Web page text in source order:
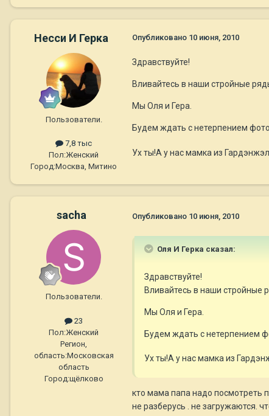
Несси И Герка
Пользователи.
7,8 тыс
Пол:Женский
Город:Москва, Митино
Опубликовано 10 июня, 2010
Здравствуйте!
Вливайтесь в наши стройные
Мы Оля и Гера.
Будем ждать с нетерпением
Ух ты!А у нас мамка из
sacha
Пользователи.
23
Пол:Женский
Регион,
область:Московская
область
Город:щёлково
Опубликовано 10 июня, 2010
Оля И Герка сказал:
Здравствуйте!
Вливайтесь в наши стройные
Мы Оля и Гера.
Будем ждать с нетерпением
Ух ты!А у нас мамка из
кто мама папа надо посмотреть
не разберусь . не загружаются.